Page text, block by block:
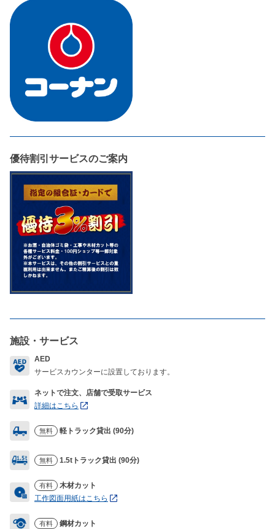
優待割引サービスのご案内
施設・サービス
AED
サービスカウンターに設置しております。
ネットで注文、店舗で受取サービス
詳細はこちら
無料 軽トラック貸出 (90分)
無料 1.5tトラック貸出 (90分)
有料
木材カット
工作図面用紙はこちら
有料 鋼材カット